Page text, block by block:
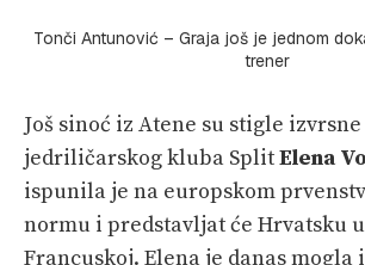
Tonči Antunović – Graja još je jednom
trener
Još sinoć iz Atene su stigle
jedriličarskog kluba SplitElena
ispunila je na europskom
normu i predstavljat će Hrvatsku
Francuskoj. Elena je danas mogla